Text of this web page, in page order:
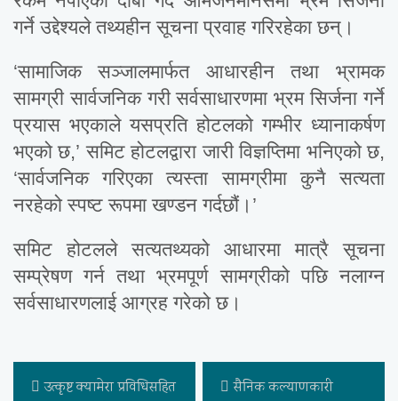
गर्ने उद्देश्यले तथ्यहीन सूचना प्रवाह गरिरहेका छन्।
‘सामाजिक सञ्जालमार्फत आधारहीन तथा भ्रामक
सामग्री सार्वजनिक गरी सर्वसाधारणमा भ्रम सिर्जना गर्ने
प्रयास भएकाले यसप्रति होटलको गम्भीर ध्यानाकर्षण
भएको छ,’ समिट होटलद्वारा जारी विज्ञप्तिमा भनिएको छ,
‘सार्वजनिक गरिएका त्यस्ता सामग्रीमा कुनै सत्यता
नरहेको स्पष्ट रूपमा खण्डन गर्दछौं।’
समिट होटलले सत्यतथ्यको आधारमा मात्रै सूचना
सम्प्रेषण गर्न तथा भ्रमपूर्ण सामग्रीको पछि नलाग्न
सर्वसाधारणलाई आग्रह गरेको छ।
उत्कृष्ट क्यामेरा प्रविधिसहित
सैनिक कल्याणकारी